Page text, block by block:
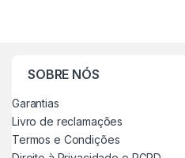
SOBRE NÓS
Garantias
Livro de reclamações
Termos e Condições